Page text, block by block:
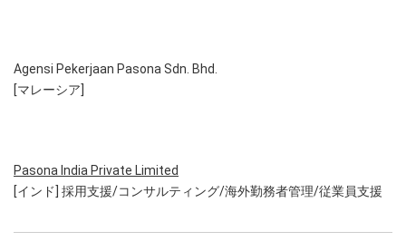
Agensi Pekerjaan Pasona Sdn. Bhd.
[マレーシア]
Pasona India Private Limited
[インド] 採用支援/コンサルティング/海外勤務者管理/従業員支援